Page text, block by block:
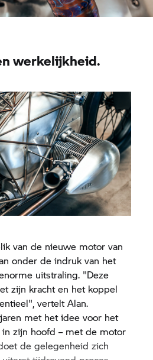
werkelijkheid.
van de nieuwe motor van
onder de indruk van het
uitstraling. "Deze
zijn kracht en het koppel
vertelt Alan.
met het idee voor het
zijn hoofd – met de motor
de gelegenheid zich